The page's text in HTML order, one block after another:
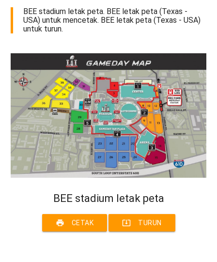
BEE stadium letak peta. BEE letak peta (Texas -
USA) untuk mencetak. BEE letak peta (Texas - USA)
untuk turun.
BEE stadium letak peta
print CETAK system_update_alt TURUN